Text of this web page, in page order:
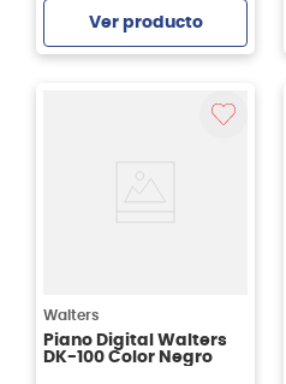
Ver producto
Walters
Piano Digital Walters
DK-100 Color Negro